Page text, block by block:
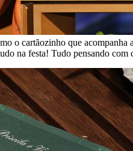
o cartãozinho que acompanha
na festa! Tudo pensando com